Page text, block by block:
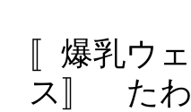
〚爆乳ウ
ス〛 た